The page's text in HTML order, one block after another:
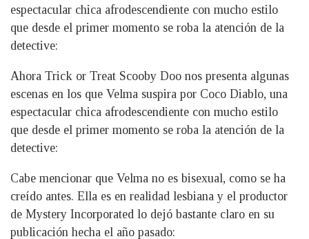
espectacular chica afrodescendiente con mucho estilo
que desde el primer momento se roba la atención de la
detective:
Ahora Trick or Treat Scooby Doo nos presenta algunas
escenas en los que Velma suspira por Coco Diablo, una
espectacular chica afrodescendiente con mucho estilo
que desde el primer momento se roba la atención de la
detective:
Cabe mencionar que Velma no es bisexual, como se ha
creído antes. Ella es en realidad lesbiana y el productor
de Mystery Incorporated lo dejó bastante claro en su
publicación hecha el año pasado: